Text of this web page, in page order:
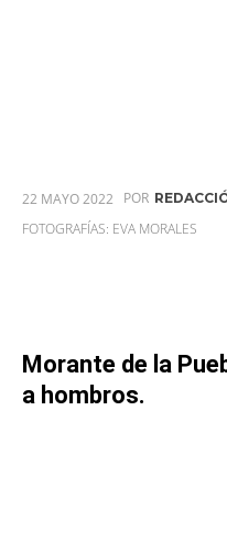
22 MAYO 2022 POR
FOTOGRAFÍAS: EVA MORALES
Morante de la
a hombros.